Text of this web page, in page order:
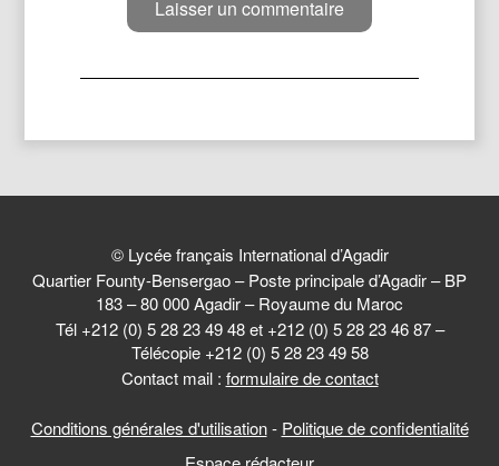
© Lycée français International d’Agadir
Quartier Founty-Bensergao – Poste principale d’Agadir – BP
183 – 80 000 Agadir – Royaume du Maroc
Tél +212 (0) 5 28 23 49 48 et +212 (0) 5 28 23 46 87 –
Télécopie +212 (0) 5 28 23 49 58
Contact mail : formulaire de contact
Conditions générales d'utilisation- Politique de confidentialité